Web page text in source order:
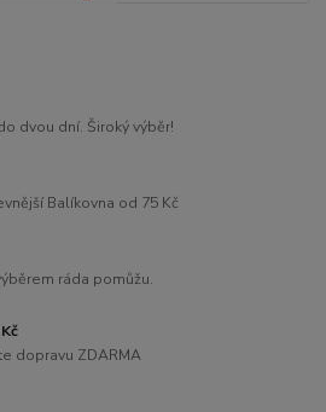
dvou dní. Široký výběr!
Balíkovna od 75 Kč
ráda pomůžu.
dopravu ZDARMA